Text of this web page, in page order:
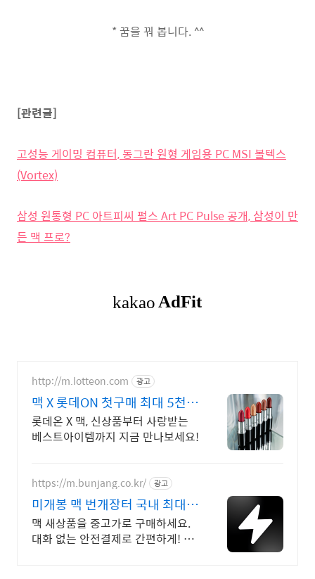
* 꿈을 꿔 봅니다. ^^
[관련글]
고성능 게이밍 컴퓨터, 동그란 원형 게임용 PC MSI 볼텍스
(Vortex)
삼성 원통형 PC 아트피씨 펄스 Art PC Pulse 공개, 삼성이 만
든 맥 프로?
http://m.lotteon.com 광고
맥 X 롯데ON 첫구매 최대 5천원
혜택!
롯데온 X 맥, 신상품부터 사랑받는
베스트아이템까지 지금 만나보세요!
https://m.bunjang.co.kr/ 광고
미개봉 맥 번개장터 국내 최대
브랜드 중고거래
맥 새상품을 중고가로 구매하세요.
대화 없는 안전결제로 간편하게! 전